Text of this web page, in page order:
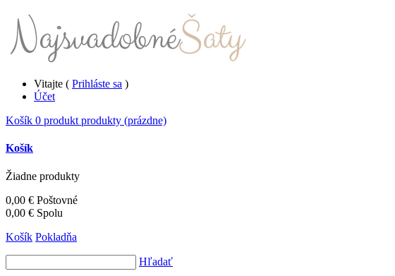
Vitajte ( Prihláste sa )
Účet
Košík 0 produkt produkty (prázdne)
Košík
Žiadne produkty
0,00 € Poštovné
0,00 € Spolu
Košík Pokladňa
Hľadať